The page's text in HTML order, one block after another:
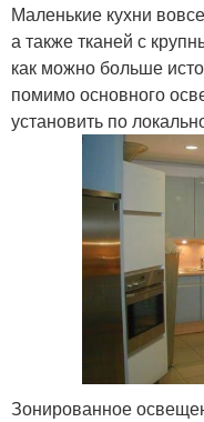
Маленькие кухни
а также тканей с
как можно больше
помимо основного
установить по
Зонированное